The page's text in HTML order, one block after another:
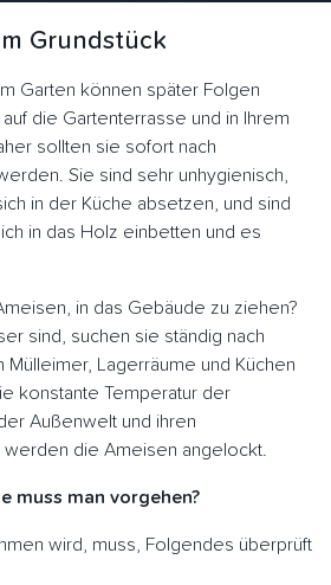
Grundstück
Garten können später Folgen
die Gartenterrasse und in Ihrem
sollten sie sofort nach
Sie sind sehr unhygienisch,
in der Küche absetzen, und sind
in das Holz einbetten und es
in das Gebäude zu ziehen?
sind, suchen sie ständig nach
Mülleimer, Lagerräume und Küchen
konstante Temperatur der
Außenwelt und ihren
werden die Ameisen angelockt.
muss man vorgehen?
wird, muss, Folgendes überprüft